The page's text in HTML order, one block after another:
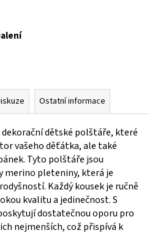
Ostatní informace
dětské polštáře, které
vašeho děťátka, ale také
Tyto polštáře jsou
merino pleteniny, která je
Každý kousek je ručně
kvalitu a jedinečnost. S
dostatečnou oporu pro
nejmenších, což přispívá k